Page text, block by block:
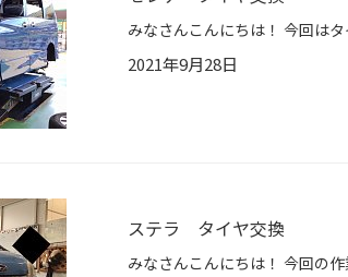
2021年9月28日
ステラ タイヤ交換